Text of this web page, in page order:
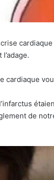
cardiaque
cardiaque
de